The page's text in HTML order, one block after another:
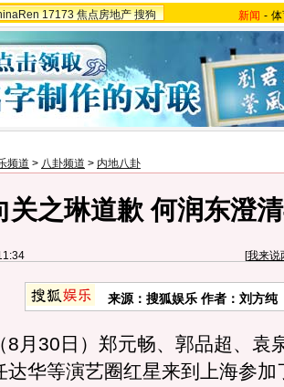
17173 焦点房地产 搜狗 新闻 -
频道 > 八卦频道 > 内地八卦
关之琳道歉 何润东澄
[我来说
来源：搜狐娱乐 作者：刘方纯
30日）郑元畅、郭品超、袁
达华等演艺圈红星来到上海参加